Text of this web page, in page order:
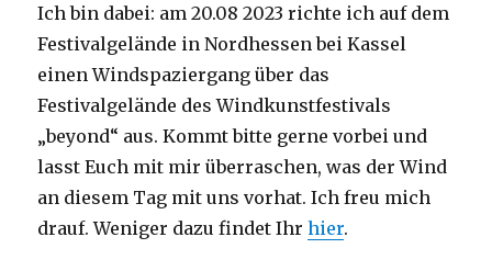
Ich bin dabei: am 20.08 2023 richte ich auf dem
Festivalgelände in Nordhessen bei Kassel
einen Windspaziergang über das
Festivalgelände des Windkunstfestivals
„beyond“ aus. Kommt bitte gerne vorbei und
lasst Euch mit mir überraschen, was der Wind
an diesem Tag mit uns vorhat. Ich freu mich
drauf. Weniger dazu findet Ihrhier.